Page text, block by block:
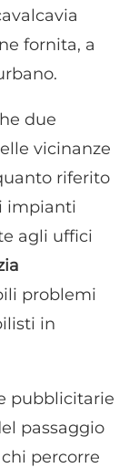
fornita, a
due
vicinanze
riferito
impianti
agli uffici
problemi
in
pubblicitarie
passaggio
percorre